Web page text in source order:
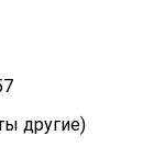
другие)